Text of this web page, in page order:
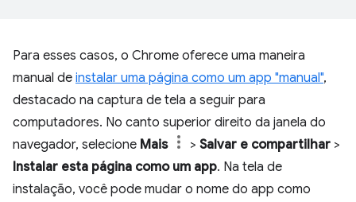
Para esses casos, o Chrome oferece uma maneira
manual de instalar uma página como um app "manual",
destacado na captura de tela a seguir para
computadores. No canto superior direito da janela do
navegador, selecione Mais > Salvar e compartilhar >
Instalar esta página como um app. Na tela de
instalação, você pode mudar o nome do app como